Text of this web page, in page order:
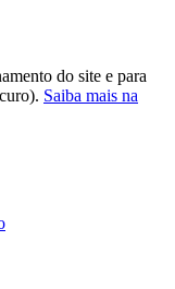
do site e para
Saiba mais na